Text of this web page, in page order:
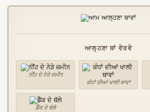
ਆਲ੍ਹਣਾ ਥਾਂ ਵੇਰਵੇ
ਨੀਂਹ ਦੇ ਨੇੜੇ ਜ਼ਮੀਨ
ਕੰਧਾਂ ਦੀਆਂ ਖਾਲੀ ਥਾਵਾਂ
ਡੈੱਕ ਦੇ ਥੱਲੇ